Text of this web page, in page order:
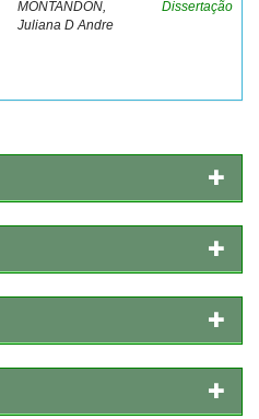
MONTANDON,
Juliana D Andre
Dissertação